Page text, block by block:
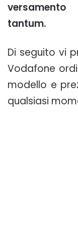
tantum.
Di seguito vi
Vodafone
modello e
qualsiasi